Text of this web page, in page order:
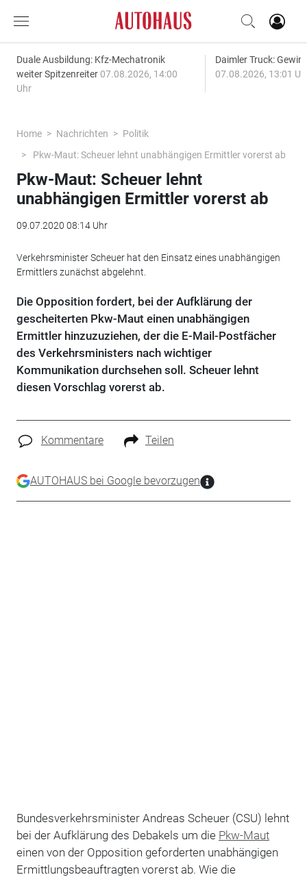
Duale Ausbildung: Kfz-Mechatronik
weiter Spitzenreiter 07.08.2026, 14:00
Uhr
Daimler Truck:
07.08.2026, 13:01
Home Nachrichten
Politik
Pkw-Maut: Scheuer lehnt unabhängigen Ermittler vorerst ab
Pkw-Maut: Scheuer lehnt
unabhängigen Ermittler vorerst ab
09.07.2020 08:14 Uhr
Verkehrsminister Scheuer hat den Einsatz eines unabhängigen
Ermittlers zunächst abgelehnt.
Die Opposition fordert, bei der Aufklärung der
gescheiterten Pkw-Maut einen unabhängigen
Ermittler hinzuzuziehen, der die E-Mail-Postfächer
des Verkehrsministers nach wichtiger
Kommunikation durchsehen soll. Scheuer lehnt
diesen Vorschlag vorerst ab.
Kommentare Teilen
AUTOHAUS bei Google bevorzugen
Bundesverkehrsminister Andreas Scheuer (CSU) lehnt
bei der Aufklärung des Debakels um die Pkw-Maut
einen von der Opposition geforderten unabhängigen
Ermittlungsbeauftragten vorerst ab. Wie die